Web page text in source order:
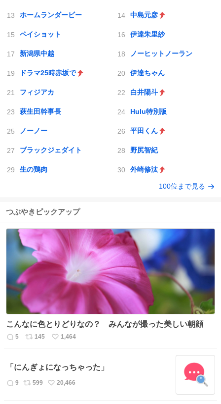
ホームランダービー 中島元彦
ペイショット 伊達朱里紗
新潟県中越 ノーヒットノーラン
ドラマ25時赤坂で 伊達ちゃん
フィジアカ 白井陽斗
萩生田幹事長 Hulu特別版
ノーノー 平田くん
ブラックジェダイト 野尻智紀
生の鶏肉 外崎修汰
100位まで見る
つぶやきピックアップ
こんなに色とりどりなの？ みんなが撮った美しい朝顔
返
数
5
リ
ス
ト
数
145
い
ね
数
1,464
「にんぎょになっちゃった」
返
9
リ
599
い
20,466